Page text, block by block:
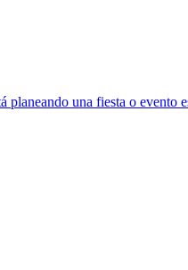
una fiesta o evento